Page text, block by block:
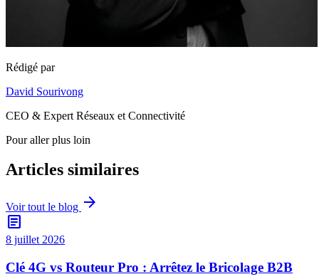
Rédigé par
David Sourivong
CEO & Expert Réseaux et Connectivité
Pour aller plus loin
Articles similaires
Voir tout le blog arrow_forward
article
8 juillet 2026
Clé 4G vs Routeur Pro : Arrêtez le Bricolage B2B